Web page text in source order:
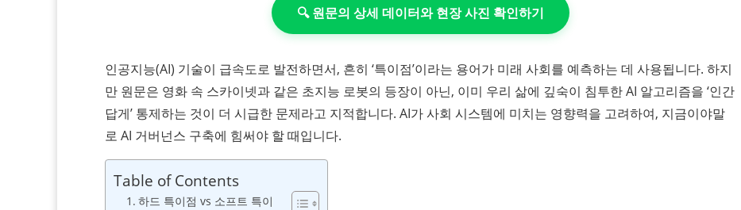
🔍 원문의 상세 데이터와 현장 사진 확인하기
인공지능(AI) 기술이 급속도로 발전하면서, 흔히 ‘특이점’이라는 용어가 미래 사회를 예측하는 데 사용됩니다. 하지
만 원문은 영화 속 스카이넷과 같은 초지능 로봇의 등장이 아닌, 이미 우리 삶에 깊숙이 침투한 AI 알고리즘을 ‘인간
답게’ 통제하는 것이 더 시급한 문제라고 지적합니다. AI가 사회 시스템에 미치는 영향력을 고려하여, 지금이야말
로 AI 거버넌스 구축에 힘써야 할 때입니다.
Table of Contents
하드 특이점 vs 소프트 특이